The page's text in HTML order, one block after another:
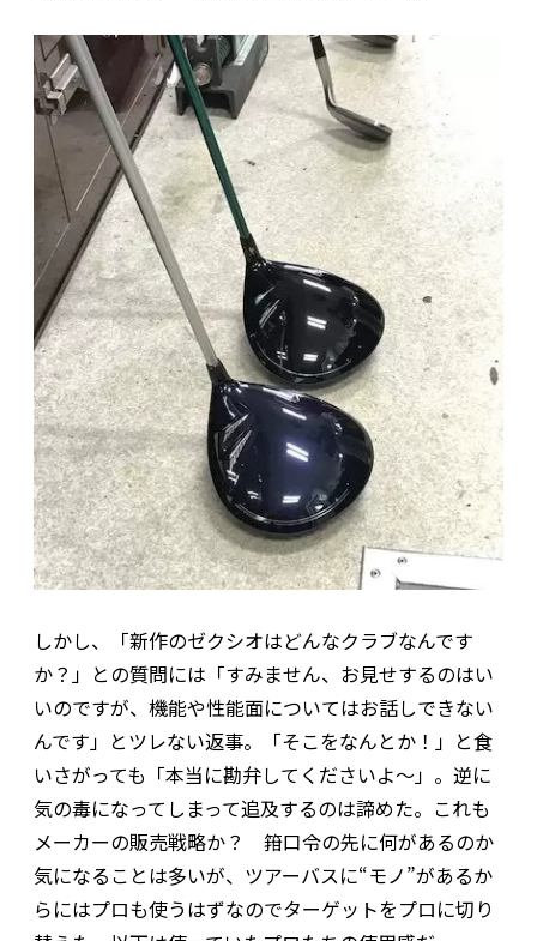
しかし、「新作のゼクシオはどんなクラブなんです
か？」との質問には「すみません、お見せするのはい
いのですが、機能や性能面についてはお話しできない
んです」とツレない返事。「そこをなんとか！」と食
いさがっても「本当に勘弁してくださいよ～」。逆に
気の毒になってしまって追及するのは諦めた。これも
メーカーの販売戦略か？ 箝口令の先に何があるのか
気になることは多いが、ツアーバスに“モノ”があるか
らにはプロも使うはずなのでターゲットをプロに切り